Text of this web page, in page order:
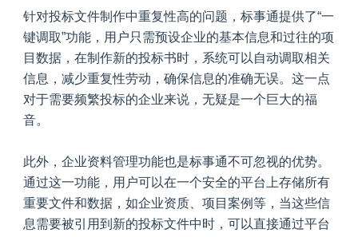
针对投标文件制作中重复性高的问题，标事通提供了“一
键调取”功能，用户只需预设企业的基本信息和过往的项
目数据，在制作新的投标书时，系统可以自动调取相关
信息，减少重复性劳动，确保信息的准确无误。这一点
对于需要频繁投标的企业来说，无疑是一个巨大的福
音。
此外，企业资料管理功能也是标事通不可忽视的优势。
通过这一功能，用户可以在一个安全的平台上存储所有
重要文件和数据，如企业资质、项目案例等，当这些信
息需要被引用到新的投标文件中时，可以直接通过平台